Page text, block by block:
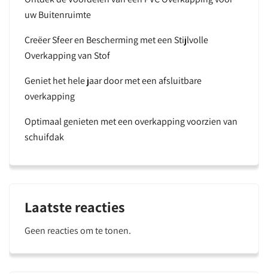
uw Buitenruimte
Creëer Sfeer en Bescherming met een Stijlvolle
Overkapping van Stof
Geniet het hele jaar door met een afsluitbare
overkapping
Optimaal genieten met een overkapping voorzien van
schuifdak
Laatste reacties
Geen reacties om te tonen.